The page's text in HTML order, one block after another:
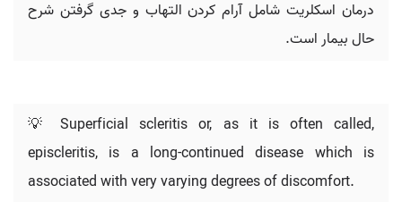
درمان اسکلریت شامل آرام کردن التهاب و جدی گرفتن شرح
حال بیمار است.
💡 Superficial scleritis or, as it is often called,
episcleritis, is a long-continued disease which is
associated with very varying degrees of discomfort.